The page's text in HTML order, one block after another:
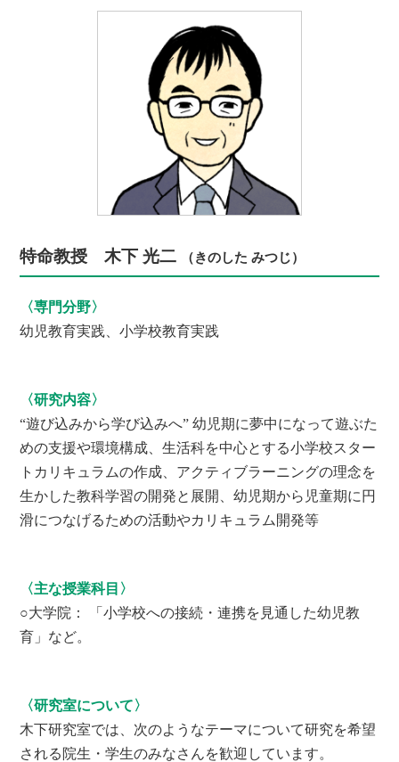
特命教授 木下 光二 （きのした みつじ）
〈専門分野〉
幼児教育実践、小学校教育実践
〈研究内容〉
“遊び込みから学び込みへ” 幼児期に夢中になって遊ぶた
めの支援や環境構成、生活科を中心とする小学校スター
トカリキュラムの作成、アクティブラーニングの理念を
生かした教科学習の開発と展開、幼児期から児童期に円
滑につなげるための活動やカリキュラム開発等
〈主な授業科目〉
○大学院： 「小学校への接続・連携を見通した幼児教
育」など。
〈研究室について〉
木下研究室では、次のようなテーマについて研究を希望
される院生・学生のみなさんを歓迎しています。